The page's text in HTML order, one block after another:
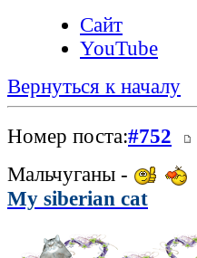
Сайт
YouTube
Вернуться к началу
Номер поста:#752
Мальчуганы -
My siberian cat